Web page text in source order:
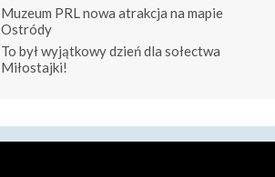
Muzeum PRL nowa atrakcja na mapie
Ostródy
To był wyjątkowy dzień dla sołectwa
Miłostajki!